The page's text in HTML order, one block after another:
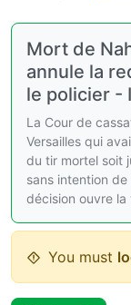
Mort de
annule la
le policier -
La Cour de
Versailles qui
du tir mortel soit
sans intention
décision ouvre
You must